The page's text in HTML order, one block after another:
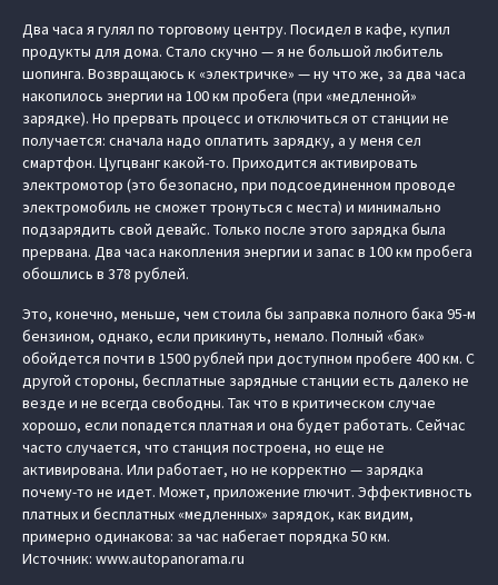
Два часа я гулял по торговому центру. Посидел в кафе, купил
продукты для дома. Стало скучно — я не большой любитель
шопинга. Возвращаюсь к «электричке» — ну что же, за два часа
накопилось энергии на 100 км пробега (при «медленной»
зарядке). Но прервать процесс и отключиться от станции не
получается: сначала надо оплатить зарядку, а у меня сел
смартфон. Цугцванг какой-то. Приходится активировать
электромотор (это безопасно, при подсоединенном проводе
электромобиль не сможет тронуться с места) и минимально
подзарядить свой девайс. Только после этого зарядка была
прервана. Два часа накопления энергии и запас в 100 км пробега
обошлись в 378 рублей.
Это, конечно, меньше, чем стоила бы заправка полного бака 95‑м
бензином, однако, если прикинуть, немало. Полный «бак»
обойдется почти в 1500 рублей при доступном пробеге 400 км. С
другой стороны, бесплатные зарядные станции есть далеко не
везде и не всегда свободны. Так что в критическом случае
хорошо, если попадется платная и она будет работать. Сейчас
часто случается, что станция построена, но еще не
активирована. Или работает, но не корректно — зарядка
почему-то не идет. Может, приложение глючит. Эффективность
платных и бесплатных «медленных» зарядок, как видим,
примерно одинакова: за час набегает порядка 50 км.
Источник: www.autopanorama.ru